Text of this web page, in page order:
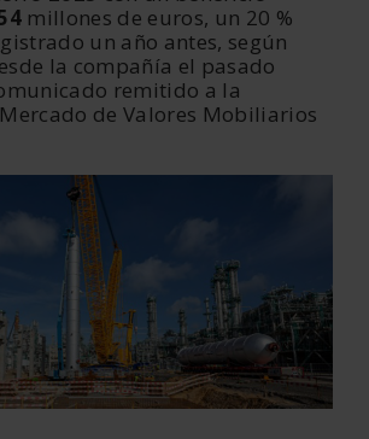
millones de euros, un 20 %
un año antes, según
la compañía el pasado
remitido a la
de Valores Mobiliarios